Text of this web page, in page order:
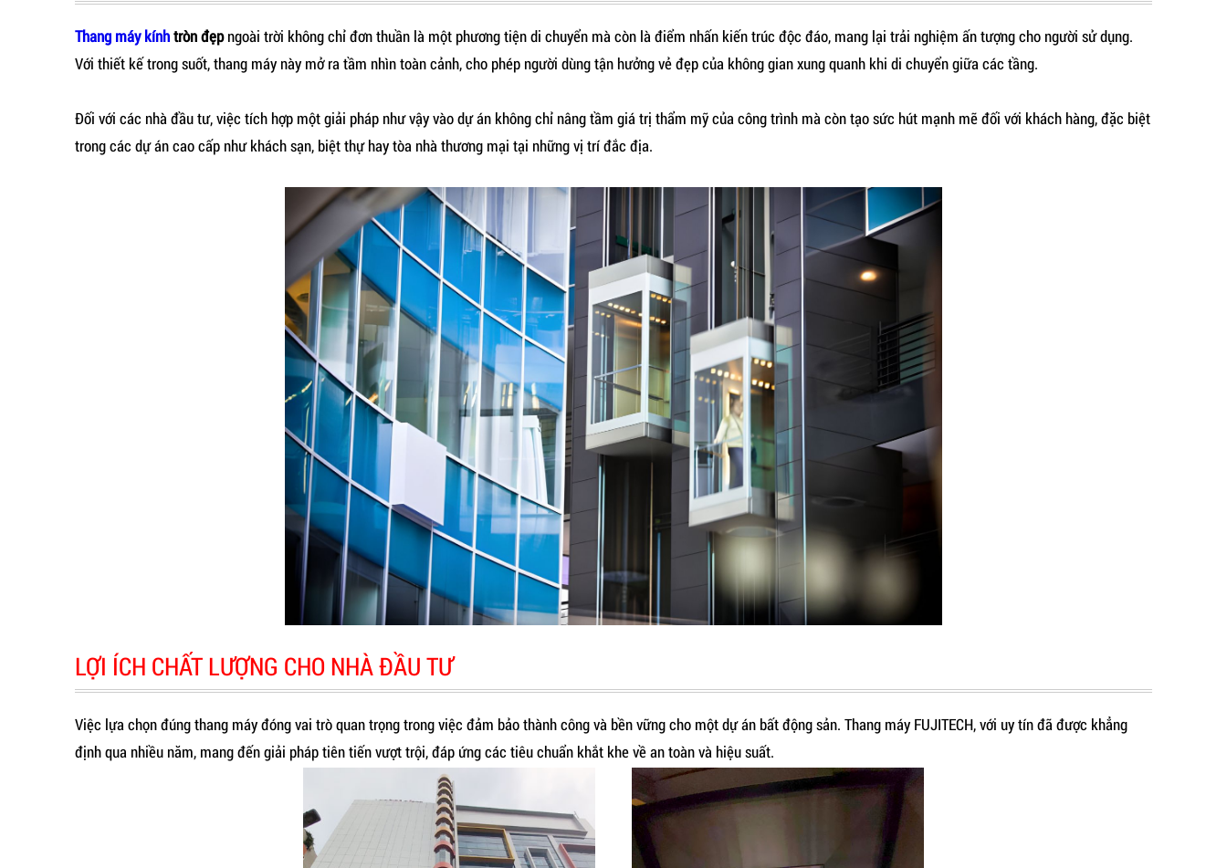
Thang máy kínhtròn đẹpngoài trời không chỉ đơn thuần là một phương tiện di chuyển mà còn là điểm nhấn kiến trúc độc đáo, mang lại trải nghiệm ấn tượng cho người sử dụng.
Với thiết kế trong suốt, thang máy này mở ra tầm nhìn toàn cảnh, cho phép người dùng tận hưởng vẻ đẹp của không gian xung quanh khi di chuyển giữa các tầng.
Đối với các nhà đầu tư, việc tích hợp một giải pháp như vậy vào dự án không chỉ nâng tầm giá trị thẩm mỹ của công trình mà còn tạo sức hút mạnh mẽ đối với khách hàng, đặc biệt
trong các dự án cao cấp như khách sạn, biệt thự hay tòa nhà thương mại tại những vị trí đắc địa.
LỢI ÍCH CHẤT LƯỢNG CHO NHÀ ĐẦU TƯ
Việc lựa chọn đúng thang máy đóng vai trò quan trọng trong việc đảm bảo thành công và bền vững cho một dự án bất động sản. Thang máy FUJITECH, với uy tín đã được khẳng
định qua nhiều năm, mang đến giải pháp tiên tiến vượt trội, đáp ứng các tiêu chuẩn khắt khe về an toàn và hiệu suất.